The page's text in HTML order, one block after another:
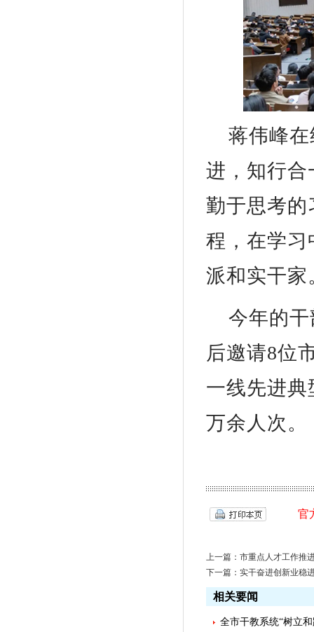
蒋伟峰
进，知行合
勤于思考的
程，在学习
派和实干家
今年的
后邀请8位
一线先进
万余人次。
官
上一篇： 市重点人才工作推
下一篇： 实干奋进创新业稳
相关要闻
全市干教系统“树立